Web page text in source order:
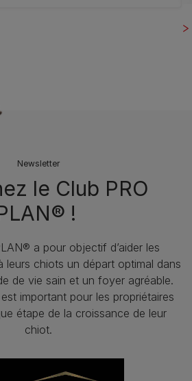
Newsletter
le Club PRO
!
a pour objectif d’aider les
leurs chiots un départ optimal dans
de vie sain et un foyer agréable.
important pour les propriétaires
étape de la croissance de leur
chiot.